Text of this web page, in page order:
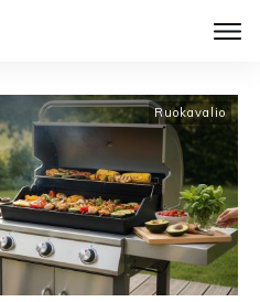
Ruokavalio